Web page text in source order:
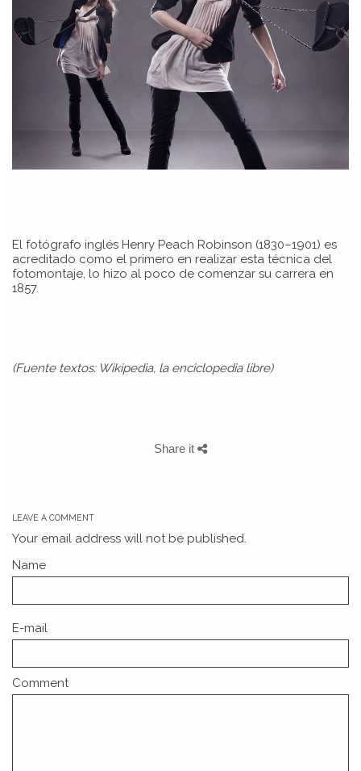
El fotógrafo inglés Henry Peach Robinson (1830–1901) es
acreditado como el primero en realizar esta técnica del
fotomontaje, lo hizo al poco de comenzar su carrera en
1857.
(Fuente textos: Wikipedia, la enciclopedia libre)
Share it
LEAVE A COMMENT
Your email address will not be published.
Name
E-mail
Comment